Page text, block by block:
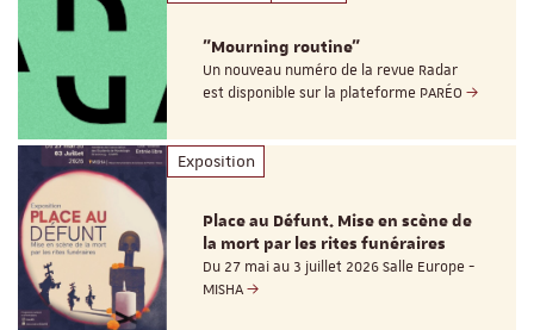
"Mourning routine"
Un nouveau numéro de la revue Radar
est disponible sur la plateforme PARÉO
Exposition
Place au Défunt. Mise en scène de
la mort par les rites funéraires
Du 27 mai au 3 juillet 2026 Salle Europe -
MISHA